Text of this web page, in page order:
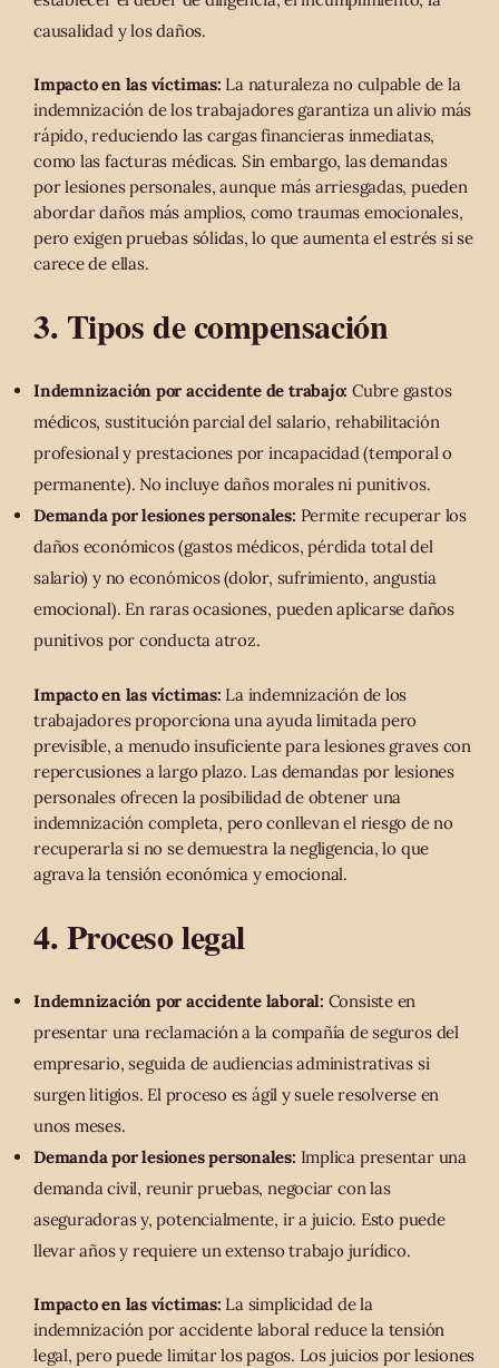
causalidad y los daños.
Impacto en las víctimas: La naturaleza no culpable de la
indemnización de los trabajadores garantiza un alivio más
rápido, reduciendo las cargas financieras inmediatas,
como las facturas médicas. Sin embargo, las demandas
por lesiones personales, aunque más arriesgadas, pueden
abordar daños más amplios, como traumas emocionales,
pero exigen pruebas sólidas, lo que aumenta el estrés si se
carece de ellas.
3. Tipos de compensación
Indemnización por accidente de trabajo: Cubre gastos
médicos, sustitución parcial del salario, rehabilitación
profesional y prestaciones por incapacidad (temporal o
permanente). No incluye daños morales ni punitivos.
Demanda por lesiones personales: Permite recuperar los
daños económicos (gastos médicos, pérdida total del
salario) y no económicos (dolor, sufrimiento, angustia
emocional). En raras ocasiones, pueden aplicarse daños
punitivos por conducta atroz.
Impacto en las víctimas: La indemnización de los
trabajadores proporciona una ayuda limitada pero
previsible, a menudo insuficiente para lesiones graves con
repercusiones a largo plazo. Las demandas por lesiones
personales ofrecen la posibilidad de obtener una
indemnización completa, pero conllevan el riesgo de no
recuperarla si no se demuestra la negligencia, lo que
agrava la tensión económica y emocional.
4. Proceso legal
Indemnización por accidente laboral: Consiste en
presentar una reclamación a la compañía de seguros del
empresario, seguida de audiencias administrativas si
surgen litigios. El proceso es ágil y suele resolverse en
unos meses.
Demanda por lesiones personales: Implica presentar una
demanda civil, reunir pruebas, negociar con las
aseguradoras y, potencialmente, ir a juicio. Esto puede
llevar años y requiere un extenso trabajo jurídico.
Impacto en las víctimas: La simplicidad de la
indemnización por accidente laboral reduce la tensión
legal, pero puede limitar los pagos. Los juicios por lesiones